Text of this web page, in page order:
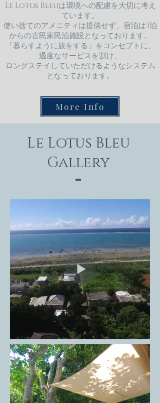
Le Lotus Bleuは環境への配慮を大切に考え
ています。
使い捨てのアメニティは提供せず、宿泊は3泊
からの古民家民泊施設となっております。
「暮らすように旅をする」をコンセプトに、
過度なサービスを割け、
​ロングステイしていただけるようなシステム
となっております。
More Info
Le Lotus Bleu
Gallery